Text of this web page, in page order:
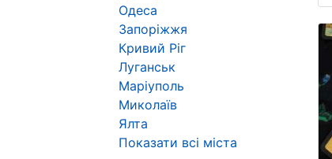
Одеса
Запоріжжя
Кривий Ріг
Луганськ
Маріуполь
Миколаїв
Ялта
Показати всі міста